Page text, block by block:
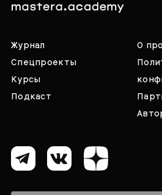
Журнал
Спецпроекты
Курсы
Подкаст
О